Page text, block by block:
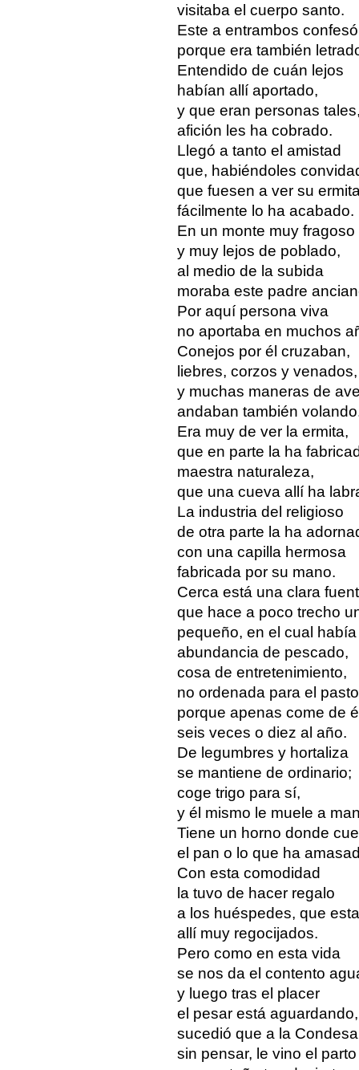
visitaba el cuerpo santo.
Este a entrambos
porque era también
Entendido de cuán lejos
habían allí aportado,
y que eran personas
afición les ha cobrado.
Llegó a tanto el amistad
que, habiéndoles
que fuesen a ver su
fácilmente lo ha acabado.
En un monte muy fragoso
y muy lejos de poblado,
al medio de la subida
moraba este padre
Por aquí persona viva
no aportaba en muchos
Conejos por él cruzaban,
liebres, corzos y venados,
y muchas maneras de
andaban también
Era muy de ver la ermita,
que en parte la ha
maestra naturaleza,
que una cueva allí ha
La industria del religioso
de otra parte la ha
con una capilla hermosa
fabricada por su mano.
Cerca está una clara
que hace a poco trecho
pequeño, en el cual había
abundancia de pescado,
cosa de entretenimiento,
no ordenada para el
porque apenas come de
seis veces o diez al año.
De legumbres y hortaliza
se mantiene de ordinario;
coge trigo para sí,
y él mismo le muele a
Tiene un horno donde
el pan o lo que ha
Con esta comodidad
la tuvo de hacer regalo
a los huéspedes, que
allí muy regocijados.
Pero como en esta vida
se nos da el contento
y luego tras el placer
el pesar está aguardando,
sucedió que a la
sin pensar, le vino el parto